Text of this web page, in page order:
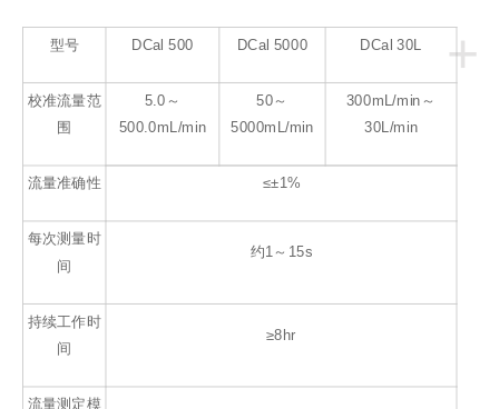
+
型号 DCal 500 DCal 5000 DCal 30L
校准流量范
围
5.0～
500.0mL/min
50～
5000mL/min
300mL/min～
30L/min
流量准确性 ≤±1%
每次测量时
间
约1～15s
持续工作时
间
≥8hr
流量测定模